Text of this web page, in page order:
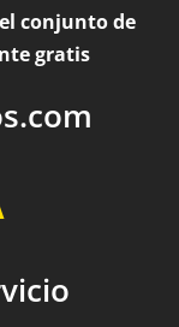
conjunto de
gratis